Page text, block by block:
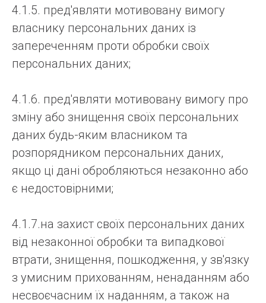
4.1.5. пред'являти мотивовану вимогу
власнику персональних даних із
запереченням проти обробки своїх
персональних даних;
4.1.6. пред'являти мотивовану вимогу про
зміну або знищення своїх персональних
даних будь-яким власником та
розпорядником персональних даних,
якщо ці дані обробляються незаконно або
є недостовірними;
4.1.7.на захист своїх персональних даних
від незаконної обробки та випадкової
втрати, знищення, пошкодження, у зв'язку
з умисним прихованням, ненаданням або
несвоєчасним їх наданням, а також на